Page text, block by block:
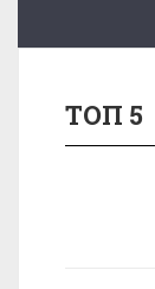
ТОП 5